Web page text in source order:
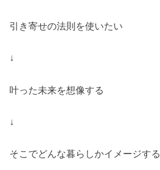
引き寄せの法則を使いたい
‬‪↓‬
叶った未来を想像する
↓
そこでどんな暮らしかイメージする